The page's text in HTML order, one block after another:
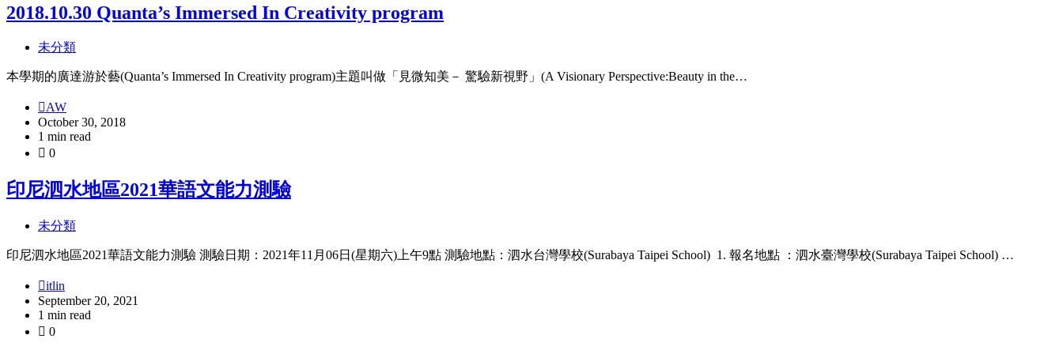
2018.10.30 Quanta’s Immersed In Creativity program
未分類
本學期的廣達游於藝(Quanta’s Immersed In Creativity program)主題叫做「見微知美－ 驚驗新視野」(A Visionary Perspective:Beauty in the…
AW
October 30, 2018
1 min read
0
印尼泗水地區2021華語文能力測驗
未分類
印尼泗水地區2021華語文能力測驗 測驗日期：2021年11月06日(星期六)上午9點 測驗地點：泗水台灣學校(Surabaya Taipei School) 1. 報名地點 ：泗水臺灣學校(Surabaya Taipei School) …
itlin
September 20, 2021
1 min read
0